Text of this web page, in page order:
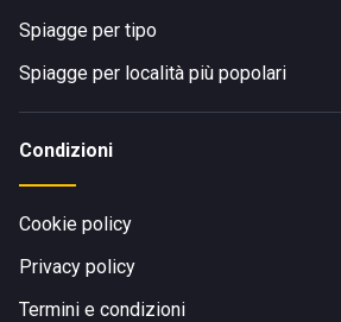
Spiagge per tipo
Spiagge per località più popolari
Condizioni
Cookie policy
Privacy policy
Termini e condizioni